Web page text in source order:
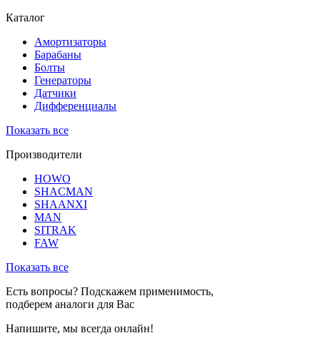
Каталог
Амортизаторы
Барабаны
Болты
Генераторы
Датчики
Дифференциалы
Показать все
Производители
HOWO
SHACMAN
SHAANXI
MAN
SITRAK
FAW
Показать все
Есть вопросы? Подскажем применимость,
подберем аналоги для Вас
Напишите, мы всегда онлайн!